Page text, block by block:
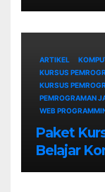
ARTIKEL
KURSUS
KURSUS
PEMROGRAMAN
WEB
Paket
Belajar